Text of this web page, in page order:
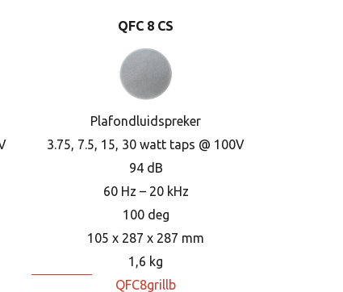
QFC 8 CS
Plafondluidspreker
3.75, 7.5, 15, 30 watt taps @ 100V
94 dB
60 Hz – 20 kHz
100 deg
105 x 287 x 287 mm
1,6 kg
QFC8grillb